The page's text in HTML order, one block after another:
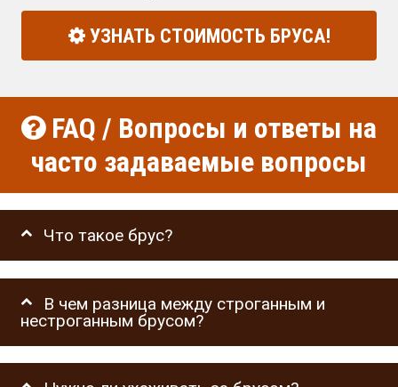
УЗНАТЬ СТОИМОСТЬ БРУСА!
FAQ / Вопросы и ответы на
часто задаваемые вопросы
Что такое брус?
В чем разница между строганным и
нестроганным брусом?